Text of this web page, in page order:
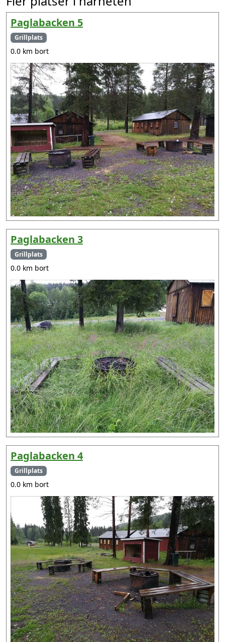
Paglabacken 5
Grillplats
0.0 km bort
Paglabacken 3
Grillplats
0.0 km bort
Paglabacken 4
Grillplats
0.0 km bort